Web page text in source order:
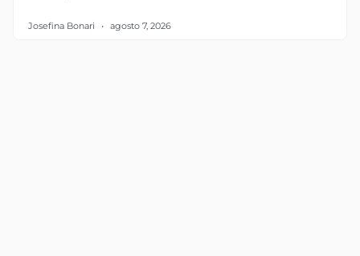
Josefina Bonari agosto 7, 2026